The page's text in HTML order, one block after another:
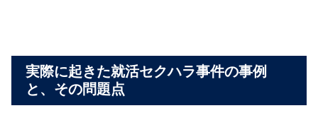
実際に起きた就活セクハラ事件の事例
と、その問題点